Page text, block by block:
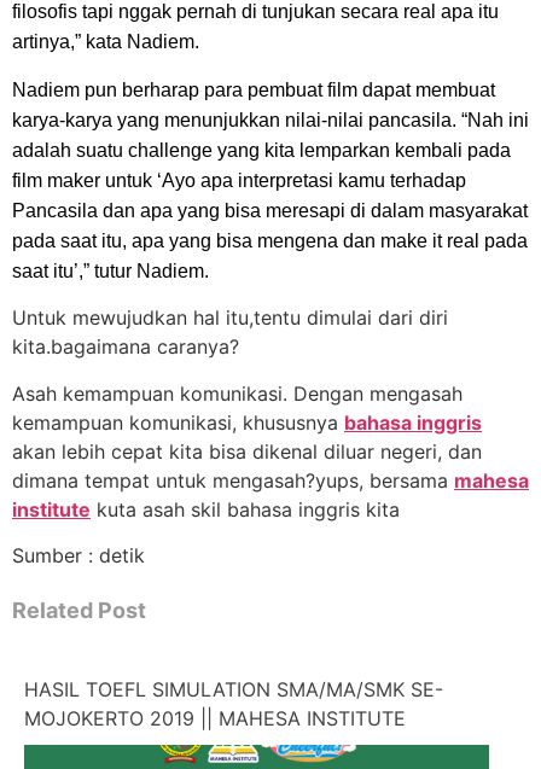
filosofis tapi nggak pernah di tunjukan secara real apa itu
artinya,” kata Nadiem.
Nadiem pun berharap para pembuat film dapat membuat
karya-karya yang menunjukkan nilai-nilai pancasila. “Nah ini
adalah suatu challenge yang kita lemparkan kembali pada
film maker untuk ‘Ayo apa interpretasi kamu terhadap
Pancasila dan apa yang bisa meresapi di dalam masyarakat
pada saat itu, apa yang bisa mengena dan make it real pada
saat itu’,” tutur Nadiem.
Untuk mewujudkan hal itu,tentu dimulai dari diri
kita.bagaimana caranya?
Asah kemampuan komunikasi. Dengan mengasah
kemampuan komunikasi, khususnya bahasa inggris
akan lebih cepat kita bisa dikenal diluar negeri, dan
dimana tempat untuk mengasah?yups, bersama mahesa
institute kuta asah skil bahasa inggris kita
Sumber : detik
Related Post
HASIL TOEFL SIMULATION SMA/MA/SMK SE-
MOJOKERTO 2019 || MAHESA INSTITUTE